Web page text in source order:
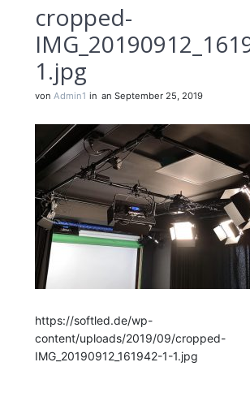
cropped-
1.jpg
von Admin1 in an September 25, 2019
https://softled.de/wp-
content/uploads/2019/09/cropped-
IMG_20190912_161942-1-1.jpg